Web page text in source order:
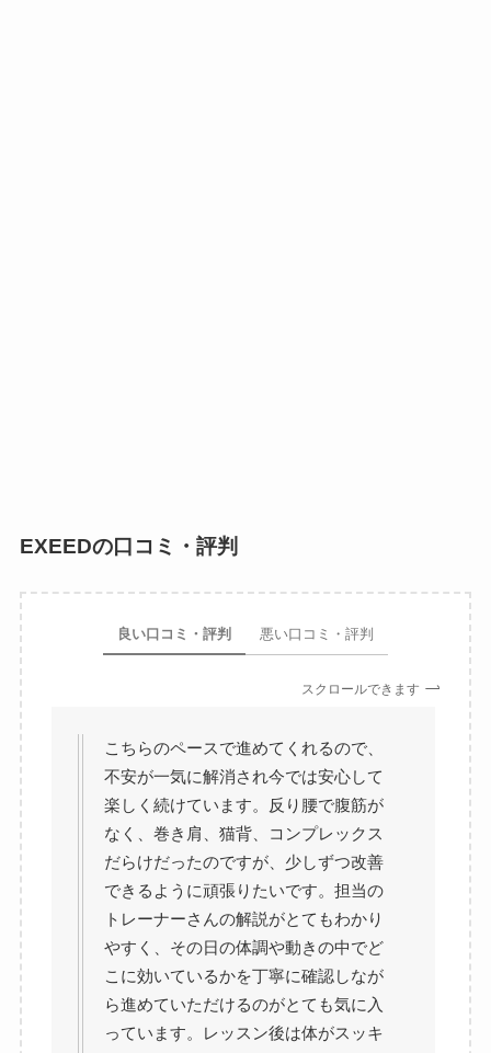
EXEEDの口コミ・評判
良い口コミ・評判 悪い口コミ・評判
スクロールできます
こちらのペースで進めてくれるので、
不安が一気に解消され今では安心して
楽しく続けています。反り腰で腹筋が
なく、巻き肩、猫背、コンプレックス
だらけだったのですが、少しずつ改善
できるように頑張りたいです。担当の
トレーナーさんの解説がとてもわかり
やすく、その日の体調や動きの中でど
こに効いているかを丁寧に確認しなが
ら進めていただけるのがとても気に入
っています。レッスン後は体がスッキ